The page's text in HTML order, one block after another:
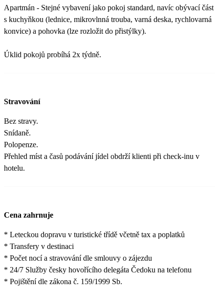
Apartmán - Stejné vybavení jako pokoj standard, navíc obývací část
s kuchyňkou (lednice, mikrovlnná trouba, varná deska, rychlovarná
konvice) a pohovka (lze rozložit do přistýlky).
Úklid pokojů probíhá 2x týdně.
Stravování
Bez stravy.
Snídaně.
Polopenze.
Přehled míst a časů podávání jídel obdrží klienti při check-inu v
hotelu.
Cena zahrnuje
* Leteckou dopravu v turistické třídě včetně tax a poplatků
* Transfery v destinaci
* Počet nocí a stravování dle smlouvy o zájezdu
* 24/7 Služby česky hovořícího delegáta Čedoku na telefonu
* Pojištění dle zákona č. 159/1999 Sb.